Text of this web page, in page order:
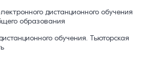
дистанционного обучения
образования
обучения. Тьюторская